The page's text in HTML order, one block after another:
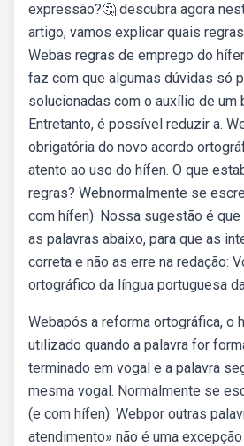
expressão?🤔 descubra agora
artigo, vamos explicar quais
Webas regras de emprego do
faz com que algumas dúvidas só
solucionadas com o auxílio de um
Entretanto, é possível reduzir a.
obrigatória do novo acordo
atento ao uso do hífen. O que
regras? Webnormalmente se
com hífen): Nossa sugestão é
as palavras abaixo, para que as
correta e não as erre na redação:
ortográfico da língua portuguesa
Webapós a reforma ortográfica, o
utilizado quando a palavra for
terminado em vogal e a palavra
mesma vogal. Normalmente se
(e com hífen): Webpor outras
atendimento» não é uma